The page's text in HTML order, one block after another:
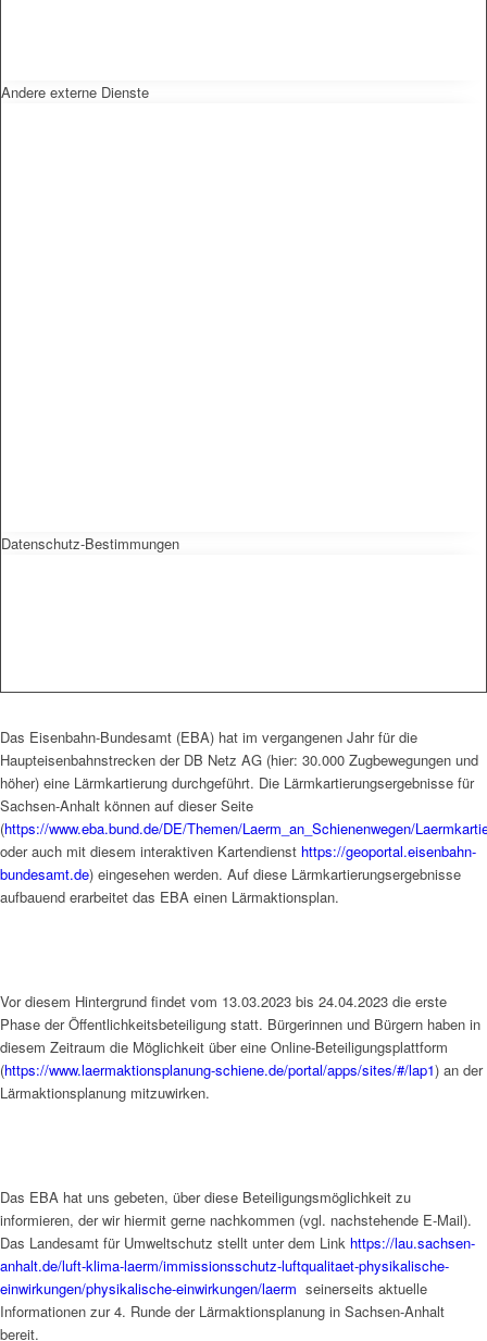
Andere externe Dienste
Datenschutz-Bestimmungen
Das Eisenbahn-Bundesamt (EBA) hat im vergangenen Jahr für die
Haupteisenbahnstrecken der DB Netz AG (hier: 30.000 Zugbewegungen und
höher) eine Lärmkartierung durchgeführt. Die Lärmkartierungsergebnisse für
Sachsen-Anhalt können auf dieser Seite
(https://www.eba.bund.de/DE/Themen/Laerm_an_Schienenwegen/
oder auch mit diesem interaktiven Kartendienst https://geoportal.eisenbahn-
bundesamt.de) eingesehen werden. Auf diese Lärmkartierungsergebnisse
aufbauend erarbeitet das EBA einen Lärmaktionsplan.
Vor diesem Hintergrund findet vom 13.03.2023 bis 24.04.2023 die erste
Phase der Öffentlichkeitsbeteiligung statt. Bürgerinnen und Bürgern haben in
diesem Zeitraum die Möglichkeit über eine Online-Beteiligungsplattform
(https://www.laermaktionsplanung-schiene.de/portal/apps/sites/#/lap1) an der
Lärmaktionsplanung mitzuwirken.
Das EBA hat uns gebeten, über diese Beteiligungsmöglichkeit zu
informieren, der wir hiermit gerne nachkommen (vgl. nachstehende E-Mail).
Das Landesamt für Umweltschutz stellt unter dem Link https://lau.sachsen-
anhalt.de/luft-klima-laerm/immissionsschutz-luftqualitaet-physikalische-
einwirkungen/physikalische-einwirkungen/laerm seinerseits aktuelle
Informationen zur 4. Runde der Lärmaktionsplanung in Sachsen-Anhalt
bereit.